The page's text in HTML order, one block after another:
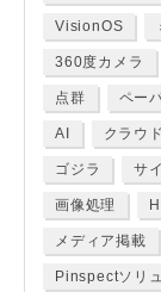
VisionOS
360度カメラ
点群 ペー
AI クラウド
ゴジラ サ
画像処理
メディア掲載
Pinspectソリ